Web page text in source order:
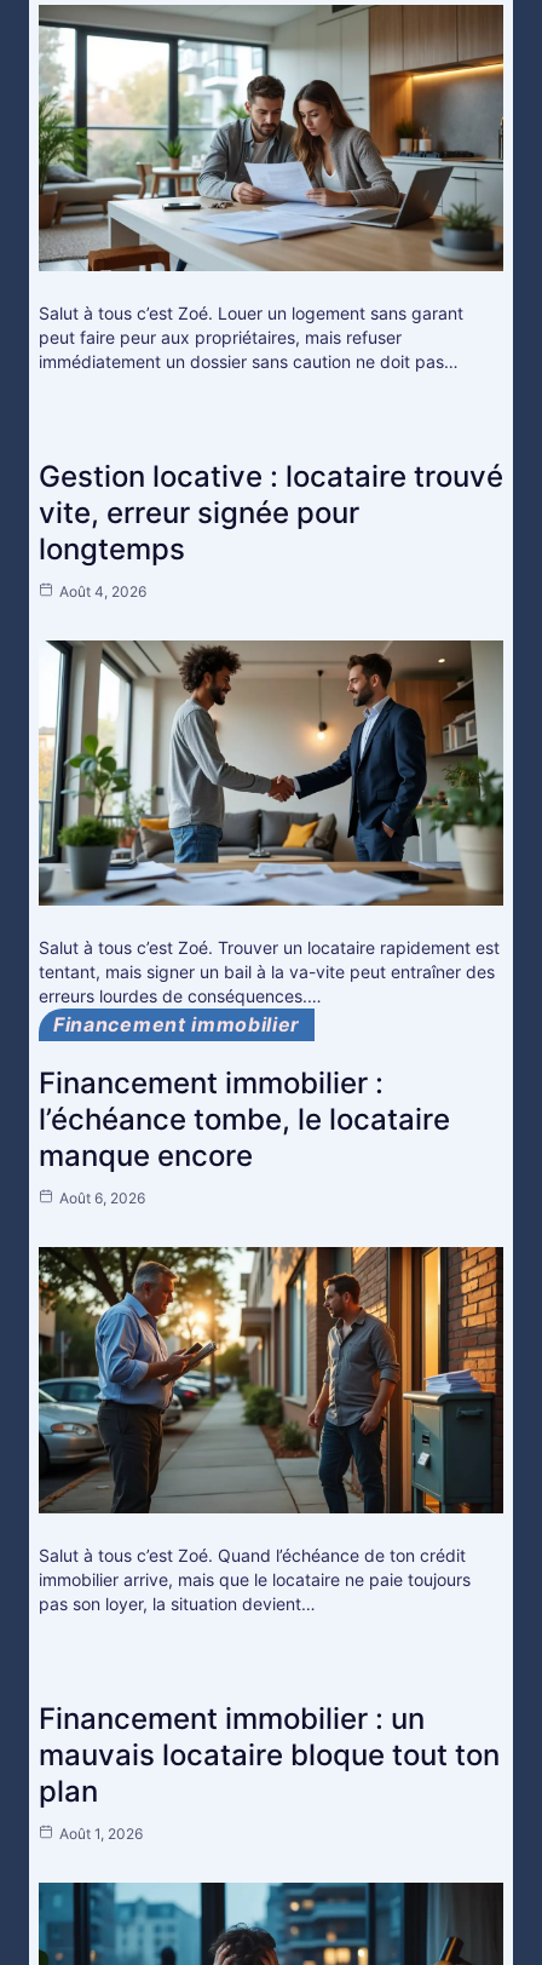
Salut à tous c’est Zoé. Louer un logement sans garant
peut faire peur aux propriétaires, mais refuser
immédiatement un dossier sans caution ne doit pas…
Gestion locative : locataire trouvé
vite, erreur signée pour
longtemps
Août 4, 2026
Salut à tous c’est Zoé. Trouver un locataire rapidement est
tentant, mais signer un bail à la va-vite peut entraîner des
erreurs lourdes de conséquences.…
Financement immobilier
Financement immobilier :
l’échéance tombe, le locataire
manque encore
Août 6, 2026
Salut à tous c’est Zoé. Quand l’échéance de ton crédit
immobilier arrive, mais que le locataire ne paie toujours
pas son loyer, la situation devient…
Financement immobilier : un
mauvais locataire bloque tout ton
plan
Août 1, 2026